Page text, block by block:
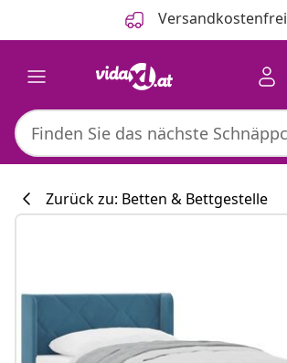
Versandkostenfrei
#sharemevidaxl
Zurück zu: Betten & Bettgestelle